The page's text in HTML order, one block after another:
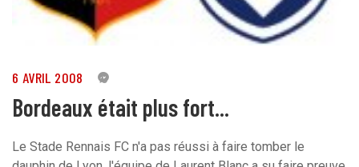
6 AVRIL 2008 0
Bordeaux était plus fort...
Le Stade Rennais FC n'a pas réussi à faire tomber le